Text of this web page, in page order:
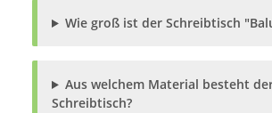
Wie groß ist der Schreibtisch
Aus welchem Material besteht
Schreibtisch?